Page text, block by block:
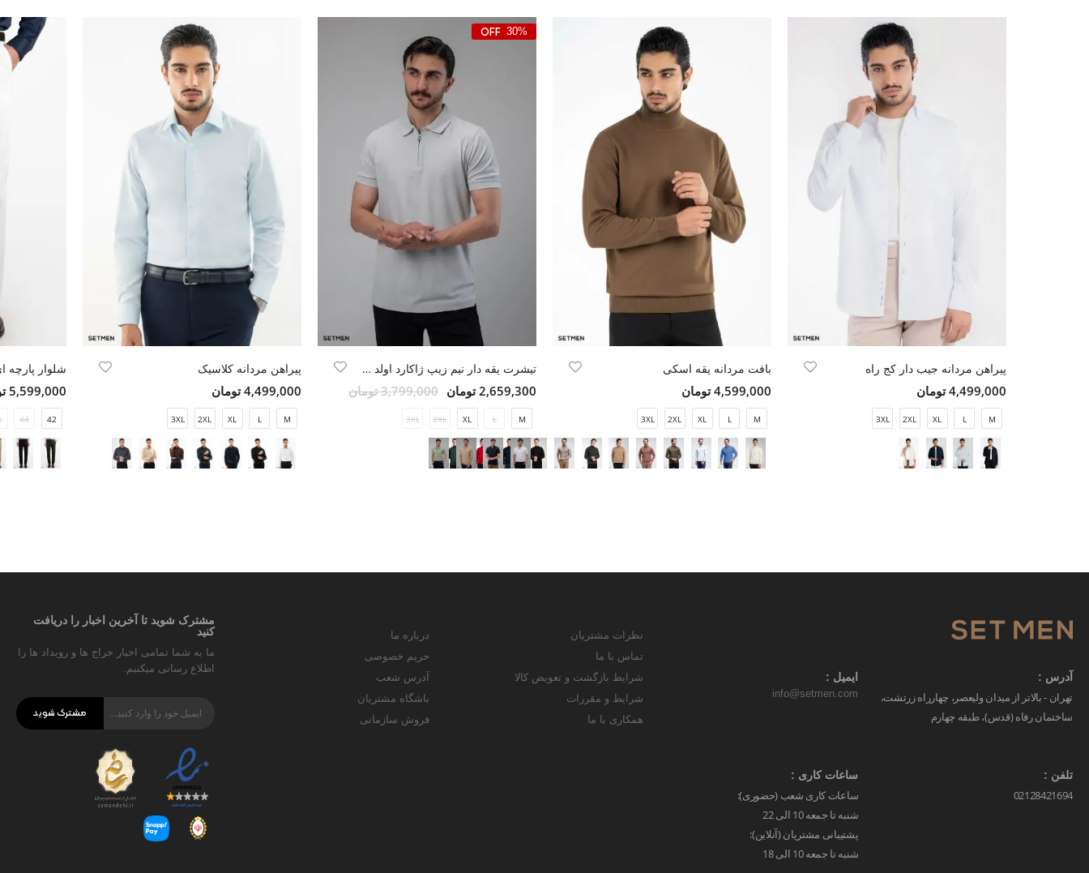
پیراهن مردانه جیب دار کج راه
4,499,000 تومان
M
L
XL
2XL
3XL
بافت مردانه یقه اسکی
4,599,000 تومان
M
L
XL
2XL
3XL
30%
تیشرت یقه دار نیم زیپ ژاکارد اولد مانی
2,659,300 تومان 3,799,000 تومان
M
L
XL
2XL
3XL
پیراهن مردانه کلاسیک
4,499,000 تومان
M
L
XL
2XL
3XL
شلوار پارچه
5,599,000 تومان
42
44
آدرس :
تهران - بالاتر از میدان ولیعصر، چهارراه زرتشت،
ساختمان رفاه (قدس)، طبقه چهارم
ایمیل :
info@setmen.com
تلفن :
02128421694
ساعات کاری :
ساعات کاری شعب (حضوری):
شنبه تا جمعه 10 الی 22
پشتیبانی مشتریان (آنلاین):
شنبه تا جمعه 10 الی 18
نظرات مشتریان
تماس با ما
شرایط بازگشت و تعویض کالا
شرایط و مقررات
همکاری با ما
درباره ما
حریم خصوصی
آدرس شعب
باشگاه مشتریان
فروش سازمانی
مشترک شوید تا آخرین اخبار را دریافت
کنید
ما به شما تمامی اخبار حراج ها و رویداد ها را
اطلاع رسانی میکنیم.
مشترک شوید